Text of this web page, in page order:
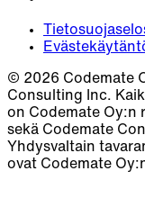
© 2026 Codemate
Consulting Inc.
on Codemate Oy:n
sekä Codemate
Yhdysvaltain
ovat Codemate